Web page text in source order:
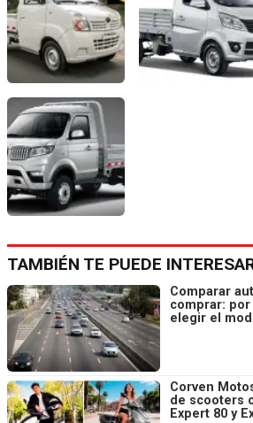
TAMBIÉN TE PUEDE
Comparar
comprar:
elegir el
Corven
de scooters
Expert 80 y